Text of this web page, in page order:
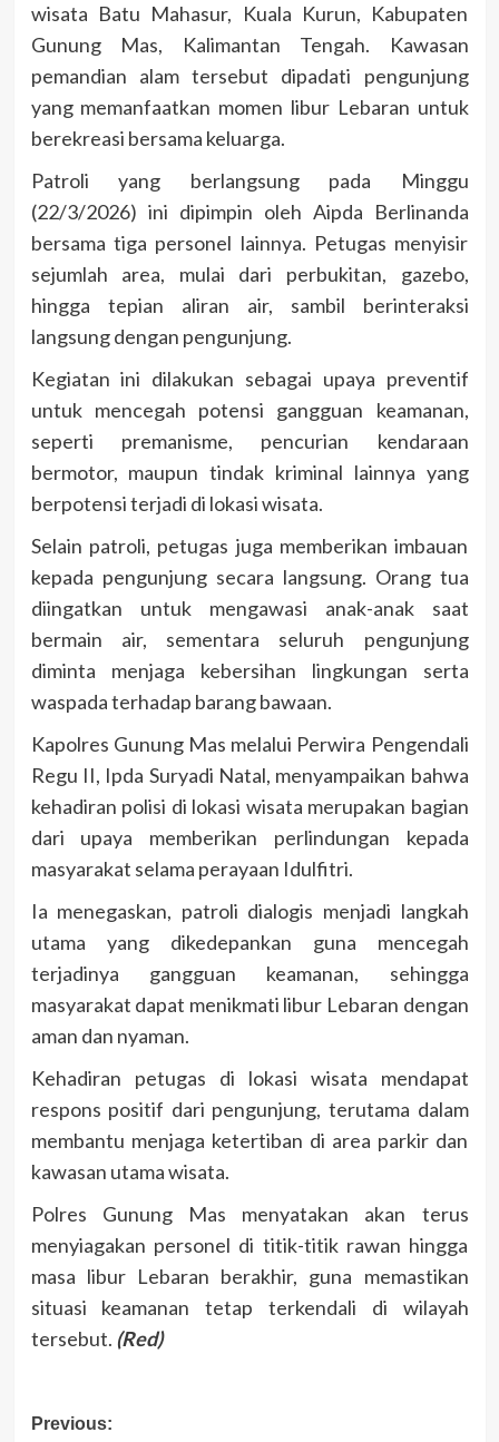
wisata Batu Mahasur, Kuala Kurun, Kabupaten
Gunung Mas, Kalimantan Tengah. Kawasan
pemandian alam tersebut dipadati pengunjung
yang memanfaatkan momen libur Lebaran untuk
berekreasi bersama keluarga.
Patroli yang berlangsung pada Minggu
(22/3/2026) ini dipimpin oleh Aipda Berlinanda
bersama tiga personel lainnya. Petugas menyisir
sejumlah area, mulai dari perbukitan, gazebo,
hingga tepian aliran air, sambil berinteraksi
langsung dengan pengunjung.
Kegiatan ini dilakukan sebagai upaya preventif
untuk mencegah potensi gangguan keamanan,
seperti premanisme, pencurian kendaraan
bermotor, maupun tindak kriminal lainnya yang
berpotensi terjadi di lokasi wisata.
Selain patroli, petugas juga memberikan imbauan
kepada pengunjung secara langsung. Orang tua
diingatkan untuk mengawasi anak-anak saat
bermain air, sementara seluruh pengunjung
diminta menjaga kebersihan lingkungan serta
waspada terhadap barang bawaan.
Kapolres Gunung Mas melalui Perwira Pengendali
Regu II, Ipda Suryadi Natal, menyampaikan bahwa
kehadiran polisi di lokasi wisata merupakan bagian
dari upaya memberikan perlindungan kepada
masyarakat selama perayaan Idulfitri.
Ia menegaskan, patroli dialogis menjadi langkah
utama yang dikedepankan guna mencegah
terjadinya gangguan keamanan, sehingga
masyarakat dapat menikmati libur Lebaran dengan
aman dan nyaman.
Kehadiran petugas di lokasi wisata mendapat
respons positif dari pengunjung, terutama dalam
membantu menjaga ketertiban di area parkir dan
kawasan utama wisata.
Polres Gunung Mas menyatakan akan terus
menyiagakan personel di titik-titik rawan hingga
masa libur Lebaran berakhir, guna memastikan
situasi keamanan tetap terkendali di wilayah
tersebut. (Red)
Post
Previous: